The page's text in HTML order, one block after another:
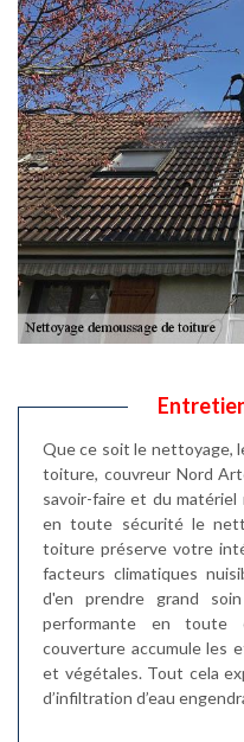
Que ce soit le nettoyage,
toiture, couvreur Nord
savoir-faire et du
en toute sécurité le
toiture préserve votre
facteurs climatiques
d'en prendre grand
performante en toute
couverture accumule les
et végétales. Tout cela
d’infiltration d’eau